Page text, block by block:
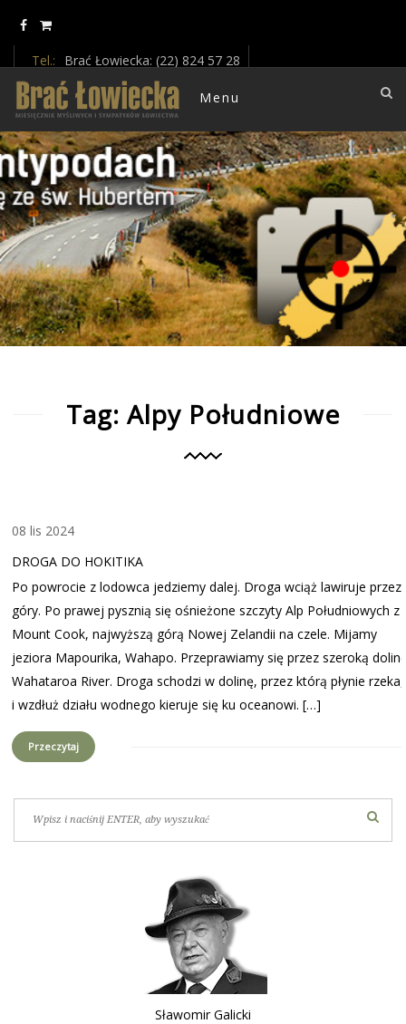
Tel.:
Brać Łowiecka: (22) 824 57 28
E-mail :
braclowiecka@oikos.net.pl
Menu
Tag: Alpy Południowe
08 lis 2024
DROGA DO HOKITIKA
Po powrocie z lodowca jedziemy dalej. Droga wciąż lawiruje przez
góry. Po prawej pysznią się ośnieżone szczyty Alp Południowych z
Mount Cook, najwyższą górą Nowej Zelandii na czele. Mijamy
jeziora Mapourika, Wahapo. Przeprawiamy się przez szeroką
Wahataroa River. Droga schodzi w dolinę, przez którą płynie rzeka,
i wzdłuż działu wodnego kieruje się ku oceanowi. […]
Przeczytaj
Sławomir Galicki